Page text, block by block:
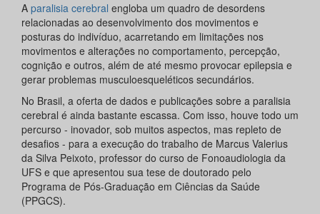
A paralisia cerebral engloba um quadro de desordens
relacionadas ao desenvolvimento dos movimentos e
posturas do indivíduo, acarretando em limitações nos
movimentos e alterações no comportamento, percepção,
cognição e outros, além de até mesmo provocar epilepsia e
gerar problemas musculoesqueléticos secundários.
No Brasil, a oferta de dados e publicações sobre a paralisia
cerebral é ainda bastante escassa. Com isso, houve todo um
percurso - inovador, sob muitos aspectos, mas repleto de
desafios - para a execução do trabalho de Marcus Valerius
da Silva Peixoto, professor do curso de Fonoaudiologia da
UFS e que apresentou sua tese de doutorado pelo
Programa de Pós-Graduação em Ciências da Saúde
(PPGCS).